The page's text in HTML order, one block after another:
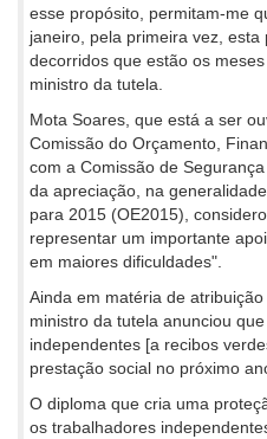
esse propósito, permitam-me
janeiro, pela primeira vez,
decorridos que estão os
ministro da tutela.
Mota Soares, que está a ser
Comissão do Orçamento,
com a Comissão de
da apreciação, na
para 2015 (OE2015),
representar um importante
em maiores dificuldades".
Ainda em matéria de
ministro da tutela anunciou
independentes [a recibos
prestação social no próximo
O diploma que cria uma
os trabalhadores